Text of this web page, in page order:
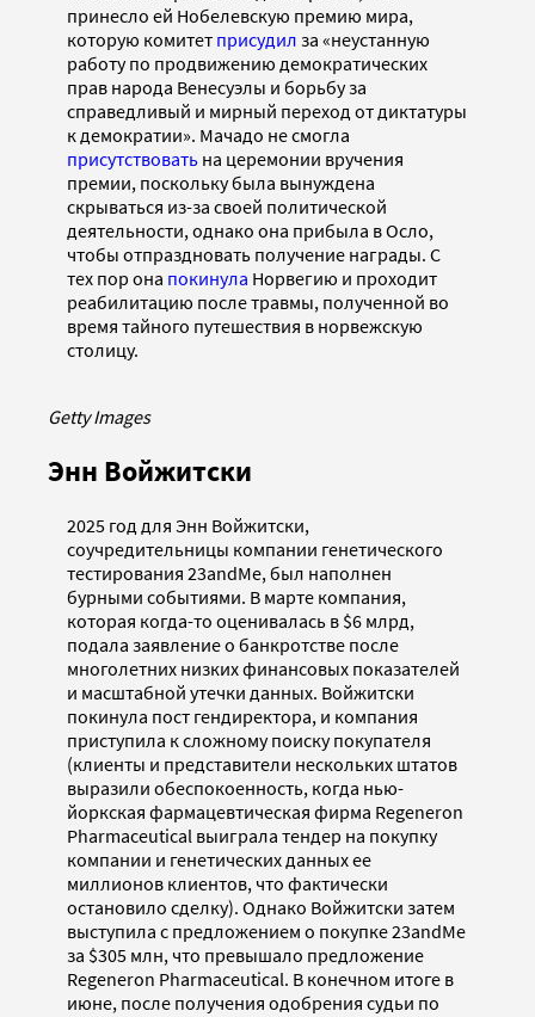
принесло ей Нобелевскую премию мира,
которую комитет присудил за «неустанную
работу по продвижению демократических
прав народа Венесуэлы и борьбу за
справедливый и мирный переход от диктатуры
к демократии». Мачадо не смогла
присутствовать на церемонии вручения
премии, поскольку была вынуждена
скрываться из-за своей политической
деятельности, однако она прибыла в Осло,
чтобы отпраздновать получение награды. С
тех пор она покинула Норвегию и проходит
реабилитацию после травмы, полученной во
время тайного путешествия в норвежскую
столицу.
Getty Images
Энн Войжитски
2025 год для Энн Войжитски,
соучредительницы компании генетического
тестирования 23andMe, был наполнен
бурными событиями. В марте компания,
которая когда-то оценивалась в $6 млрд,
подала заявление о банкротстве после
многолетних низких финансовых показателей
и масштабной утечки данных. Войжитски
покинула пост гендиректора, и компания
приступила к сложному поиску покупателя
(клиенты и представители нескольких штатов
выразили обеспокоенность, когда нью-
йоркская фармацевтическая фирма Regeneron
Pharmaceutical выиграла тендер на покупку
компании и генетических данных ее
миллионов клиентов, что фактически
остановило сделку). Однако Войжитски затем
выступила с предложением о покупке 23andMe
за $305 млн, что превышало предложение
Regeneron Pharmaceutical. В конечном итоге в
июне, после получения одобрения судьи по